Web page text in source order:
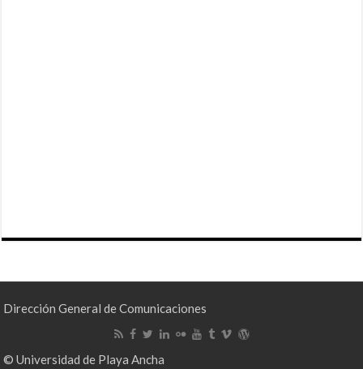
Dirección General de Comunicaciones
© Universidad de Playa Ancha